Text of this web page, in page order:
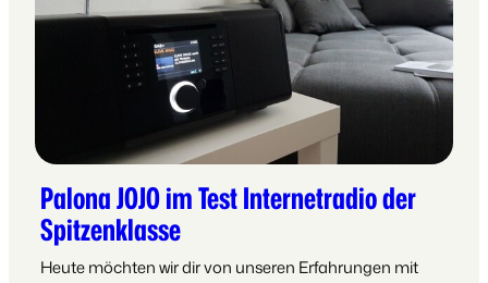
Palona JOJO im Test Internetradio der
Spitzenklasse
Heute möchten wir dir von unseren Erfahrungen mit